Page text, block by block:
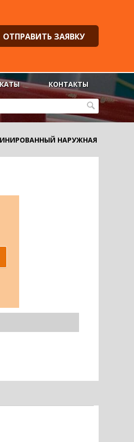
ОТПРАВИТЬ ЗАЯВКУ
КОНТАКТЫ
НАРУЖНАЯ